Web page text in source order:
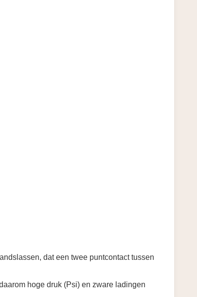
dateen twee puntcontact tussen
hoge druk (Psi) en zware ladingen